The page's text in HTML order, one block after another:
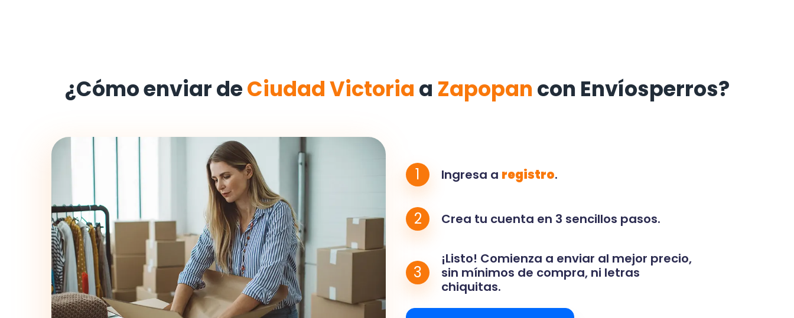
¿Cómo enviar deCiudad Victoria a Zapopan con Envíosperros?
1 Ingresa a registro.
2 Crea tu cuenta en 3 sencillos pasos.
3
¡Listo! Comienza a enviar al mejor precio,
sin mínimos de compra, ni letras
chiquitas.